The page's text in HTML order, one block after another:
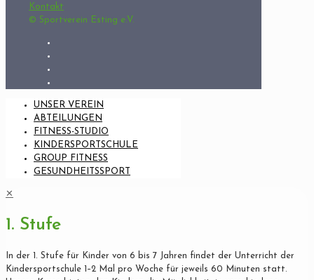
Kontakt
© Sportverein Esting e.V.
UNSER VEREIN
ABTEILUNGEN
FITNESS-STUDIO
KINDERSPORTSCHULE
GROUP FITNESS
GESUNDHEITSSPORT
✕
1. Stufe
In der 1. Stufe für Kinder von 6 bis 7 Jahren findet der Unterricht der
Kindersportschule 1–2 Mal pro Woche für jeweils 60 Minuten statt.